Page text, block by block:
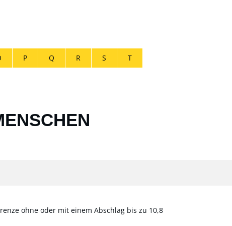
P Q R S T
ohne oder mit einem Abschlag bis zu 10,8